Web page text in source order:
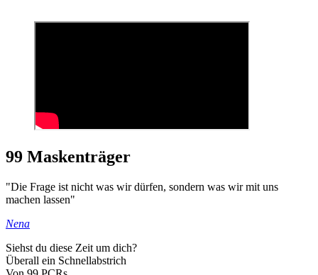
99 Maskenträger
"Die Frage ist nicht was wir dürfen, sondern was wir mit uns
machen lassen"
Nena
Siehst du diese Zeit um dich?
Überall ein Schnellabstrich